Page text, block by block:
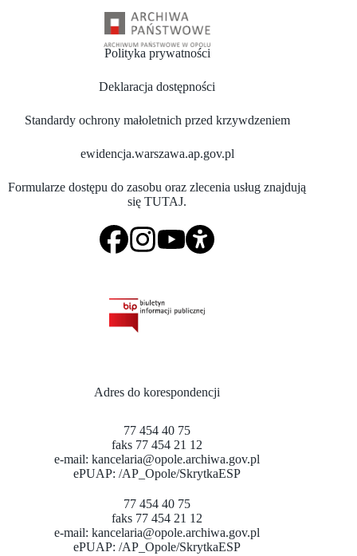
Polityka prywatności
Deklaracja dostępności
Standardy ochrony małoletnich przed krzywdzeniem
ewidencja.warszawa.ap.gov.pl
Formularze dostępu do zasobu oraz zlecenia usług znajdują
sięTUTAJ.
Adres do korespondencji
77 454 40 75
faks 77 454 21 12
e-mail:kancelaria@opole.archiwa.gov.pl
ePUAP:/AP_Opole/SkrytkaESP
77 454 40 75
faks 77 454 21 12
e-mail:kancelaria@opole.archiwa.gov.pl
ePUAP:/AP_Opole/SkrytkaESP